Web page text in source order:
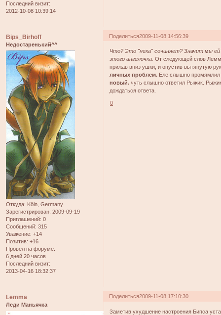
Последний визит:
2012-10-08 10:39:14
Поделиться2009-11-08 14:56:39
Bips_Birhoff
Недостаренький^^
Откуда: Köln, Germany
Зарегистрирован: 2009-09-19
Приглашений: 0
Сообщений: 315
Уважение: +14
Позитив: +16
Провел на форуме:
6 дней 20 часов
Последний визит:
2013-04-16 18:32:37
Что? Это "нека" сочиняет? Значит мы
этого ангелочка. От следующей слов
прижав вниз ушки, и опустив вытянутую
личных проблем. Еле слышно
новый. чуть слышно ответил Рыжик.
дождаться ответа.
0
Поделиться2009-11-08 17:10:30
Lemma
Леди Маньячка
Заметив ухудшение настроения Бипса